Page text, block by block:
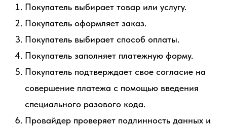
Покупатель выбирает товар или услугу.
Покупатель оформляет заказ.
Покупатель выбирает способ оплаты.
Покупатель заполняет платежную форму.
Покупатель подтверждает свое согласие на
совершение платежа с помощью введения
специального разового кода.
Провайдер проверяет подлинность данных и